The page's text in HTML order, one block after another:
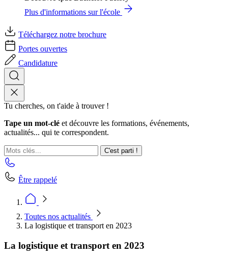
Plus d'informations sur l'école
Téléchargez notre brochure
Portes ouvertes
Candidature
Tu cherches, on t'aide à trouver !
Tape un mot-clé et découvre les formations, événements,
actualités... qui te correspondent.
C'est parti !
Être rappelé
Toutes nos actualités
La logistique et transport en 2023
La logistique et transport en 2023